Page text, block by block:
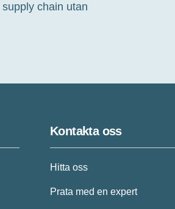
supply chain utan
Kontakta oss
Hitta oss
Prata med en expert